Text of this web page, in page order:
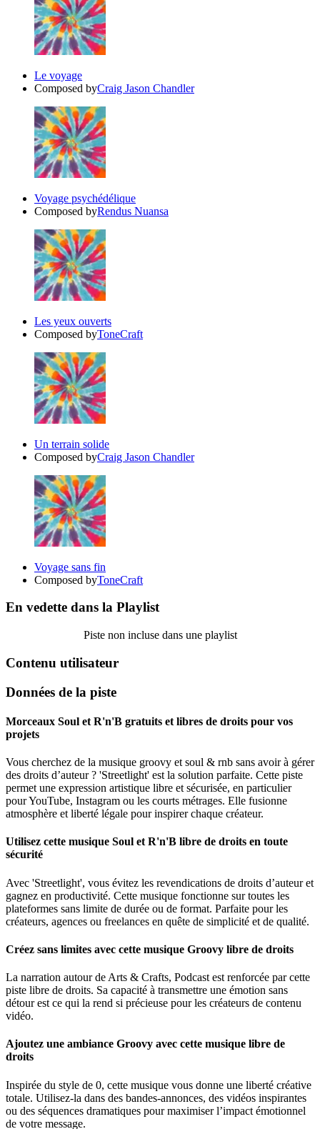
Le voyage
Composed byCraig Jason Chandler
Voyage psychédélique
Composed byRendus Nuansa
Les yeux ouverts
Composed byToneCraft
Un terrain solide
Composed byCraig Jason Chandler
Voyage sans fin
Composed byToneCraft
En vedette dans la Playlist
Piste non incluse dans une playlist
Contenu utilisateur
Données de la piste
Morceaux Soul et R'n'B gratuits et libres de droits pour vos
projets
Vous cherchez de la musique groovy et soul & rnb sans avoir à gérer
des droits d’auteur ? 'Streetlight' est la solution parfaite. Cette piste
permet une expression artistique libre et sécurisée, en particulier
pour YouTube, Instagram ou les courts métrages. Elle fusionne
atmosphère et liberté légale pour inspirer chaque créateur.
Utilisez cette musique Soul et R'n'B libre de droits en toute
sécurité
Avec 'Streetlight', vous évitez les revendications de droits d’auteur et
gagnez en productivité. Cette musique fonctionne sur toutes les
plateformes sans limite de durée ou de format. Parfaite pour les
créateurs, agences ou freelances en quête de simplicité et de qualité.
Créez sans limites avec cette musique Groovy libre de droits
La narration autour de Arts & Crafts, Podcast est renforcée par cette
piste libre de droits. Sa capacité à transmettre une émotion sans
détour est ce qui la rend si précieuse pour les créateurs de contenu
vidéo.
Ajoutez une ambiance Groovy avec cette musique libre de
droits
Inspirée du style de 0, cette musique vous donne une liberté créative
totale. Utilisez-la dans des bandes-annonces, des vidéos inspirantes
ou des séquences dramatiques pour maximiser l’impact émotionnel
de votre message.